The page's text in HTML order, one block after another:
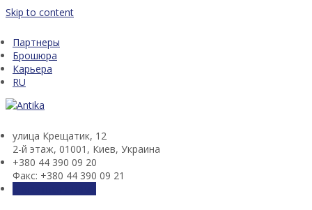
Skip to content
Партнеры
Брошюра
Карьера
RU
улица Крещатик, 12
2-й этаж, 01001, Киев, Украина
+380 44 390 09 20
Факс: +380 44 390 09 21